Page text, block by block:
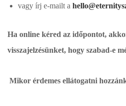
vagy írj e-mailt a
Ha online kéred az időpontot,
visszajelzésünket, hogy szabad-e
Mikor érdemes ellátogatni